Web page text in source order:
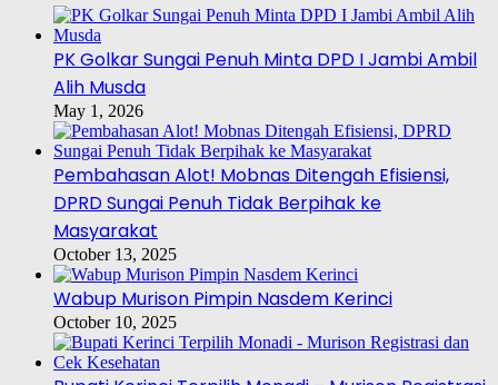
PK Golkar Sungai Penuh Minta DPD I Jambi Ambil
Alih Musda
May 1, 2026
Pembahasan Alot! Mobnas Ditengah Efisiensi,
DPRD Sungai Penuh Tidak Berpihak ke
Masyarakat
October 13, 2025
Wabup Murison Pimpin Nasdem Kerinci
October 10, 2025